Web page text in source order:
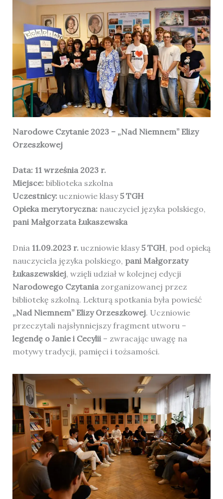
Narodowe Czytanie 2023 – „Nad Niemnem” Elizy
Orzeszkowej
Data: 11 września 2023 r.
Miejsce:biblioteka szkolna
Uczestnicy:uczniowie klasy5 TGH
Opieka merytoryczna:nauczyciel języka polskiego,
pani Małgorzata Łukaszewska
Dnia 11.09.2023 r.uczniowie klasy5 TGH, pod opieką
nauczyciela języka polskiego, pani Małgorzaty
Łukaszewskiej, wzięli udział w kolejnej edycji
Narodowego Czytaniazorganizowanej przez
bibliotekę szkolną. Lekturą spotkania była powieść
„Nad Niemnem” Elizy Orzeszkowej. Uczniowie
przeczytali najsłynniejszy fragment utworu –
legendę o Janie i Cecylii– zwracając uwagę na
motywy tradycji, pamięci i tożsamości.